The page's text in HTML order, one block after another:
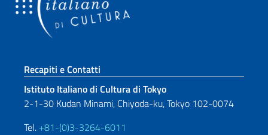
Sezione footer
Recapiti e Contatti
Istituto Italiano di Cultura di Tokyo
2-1-30 Kudan Minami, Chiyoda-ku, Tokyo 102-0074
Tel. +81-(0)3-3264-6011